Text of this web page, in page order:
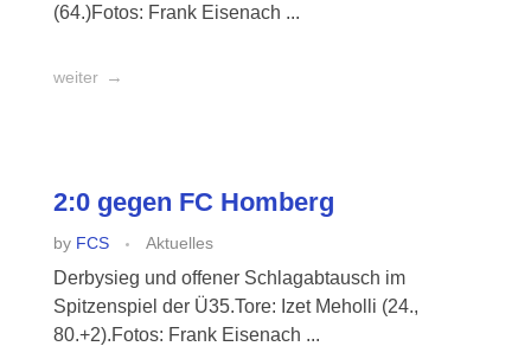
(64.)Fotos: Frank Eisenach ...
weiter
2:0 gegen FC Homberg
by FCS Aktuelles
Derbysieg und offener Schlagabtausch im
Spitzenspiel der Ü35.Tore: Izet Meholli (24.,
80.+2).Fotos: Frank Eisenach ...